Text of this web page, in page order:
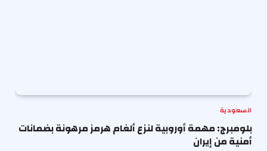
السعودية
بلومبرج: مهمة أوروبية لنزع ألغام هرمز مرهونة بضمانات
أمنية من إيران